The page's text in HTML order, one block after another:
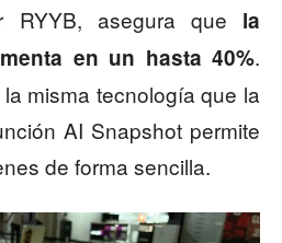
asegura que la
en un hasta 40%.
misma tecnología que la
AI Snapshot permite
de forma sencilla.